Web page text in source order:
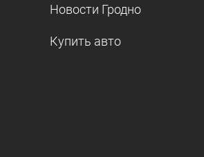
Новости Гродно
Купить авто